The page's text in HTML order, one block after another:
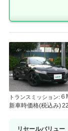
トランスミッション: ６
新車時価格(税込み)
リセールバリュー